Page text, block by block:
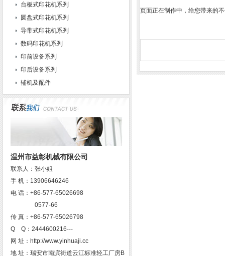
页面正在制作中，给您带来的
台板式印花机系列
圆盘式印花机系列
导带式印花机系列
数码印花机系列
印前设备系列
印后设备系列
辅机及配件
温州市益彰机械有限公司
联系人：张小姐
手 机：13906646246
电 话：+86-577-65026698
0577-66
传 真：+86-577-65026798
Q Q：2444600216---
网 址：http://www.yinhuaji.cc
地 址：瑞安市南滨街道云江标准轻工厂房B